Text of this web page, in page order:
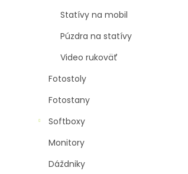
Statívy na mobil
Púzdra na statívy
Video rukoväť
Fotostoly
Fotostany
Softboxy
Monitory
Dáždniky